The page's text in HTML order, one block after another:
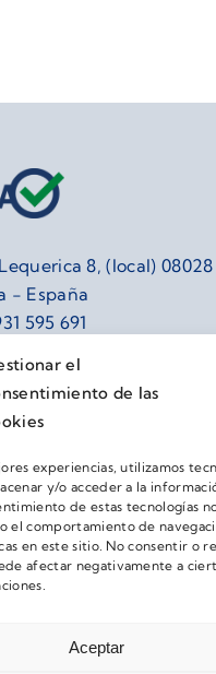
el
de las
experiencias, utilizamos
y/o acceder a la
de estas tecnologías
el comportamiento de
en este sitio. No consentir o
afectar negativamente a
Aceptar
8, (local) 08028
- España
595 691
POLÍTICA DE COOKIES